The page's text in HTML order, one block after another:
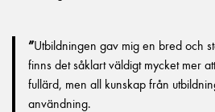
”Utbildningen gav mig en bred och
finns det såklart väldigt mycket mer
fullärd, men all kunskap från
användning.